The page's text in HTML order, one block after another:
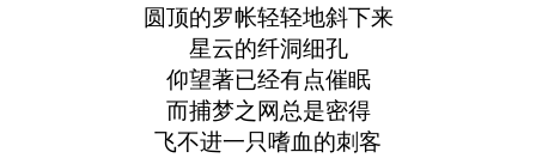
圆顶的罗帐轻轻地斜下来
星云的纤洞细孔
仰望著已经有点催眠
而捕梦之网总是密得
飞不进一只嗜血的刺客